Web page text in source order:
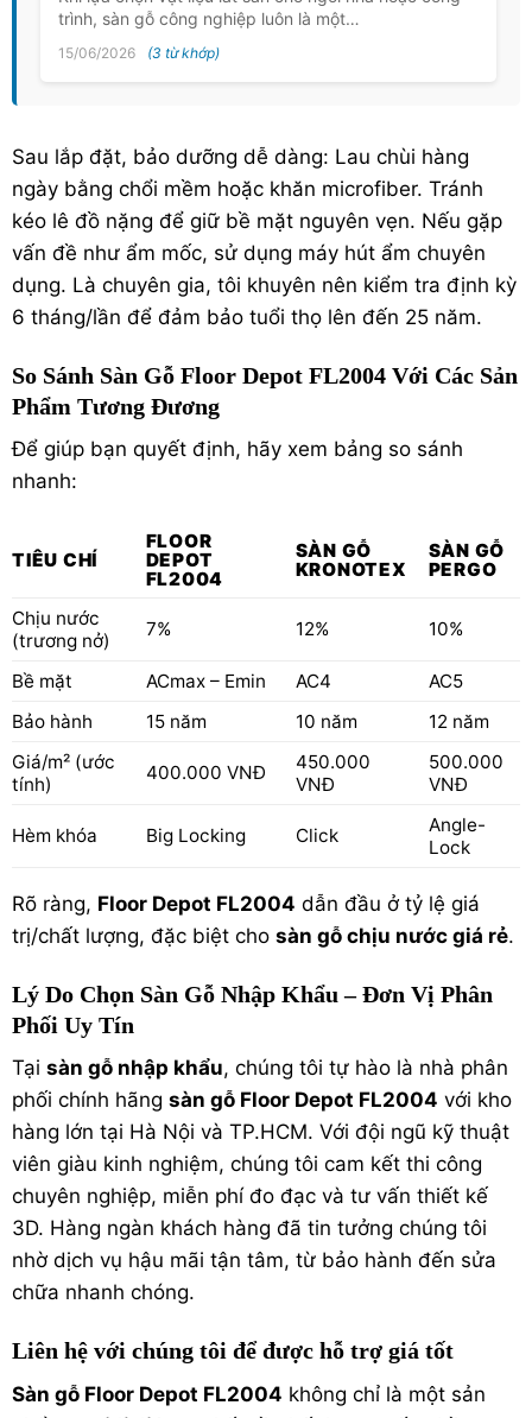
trình, sàn gỗ công nghiệp luôn là một…
15/06/2026 (3 từ khớp)
Sau lắp đặt, bảo dưỡng dễ dàng: Lau chùi hàng
ngày bằng chổi mềm hoặc khăn microfiber. Tránh
kéo lê đồ nặng để giữ bề mặt nguyên vẹn. Nếu gặp
vấn đề như ẩm mốc, sử dụng máy hút ẩm chuyên
dụng. Là chuyên gia, tôi khuyên nên kiểm tra định kỳ
6 tháng/lần để đảm bảo tuổi thọ lên đến 25 năm.
So Sánh Sàn Gỗ Floor Depot FL2004 Với Các Sản
Phẩm Tương Đương
Để giúp bạn quyết định, hãy xem bảng so sánh
nhanh:
TIÊU CHÍ
FLOOR
DEPOT
FL2004
SÀN GỖ
KRONOTEX
SÀN GỖ
PERGO
Chịu nước
(trương nở)
7% 12% 10%
Bề mặt ACmax – Emin AC4
AC5
Bảo hành
15 năm 10 năm
12 năm
Giá/m² (ước
tính)
400.000 VNĐ
450.000
VNĐ
500.000
VNĐ
Hèm khóa Big Locking Click
Angle-
Lock
Rõ ràng, Floor Depot FL2004 dẫn đầu ở tỷ lệ giá
trị/chất lượng, đặc biệt cho sàn gỗ chịu nước giá rẻ.
Lý Do Chọn Sàn Gỗ Nhập Khẩu – Đơn Vị Phân
Phối Uy Tín
Tại sàn gỗ nhập khẩu, chúng tôi tự hào là nhà phân
phối chính hãng sàn gỗ Floor Depot FL2004 với kho
hàng lớn tại Hà Nội và TP.HCM. Với đội ngũ kỹ thuật
viên giàu kinh nghiệm, chúng tôi cam kết thi công
chuyên nghiệp, miễn phí đo đạc và tư vấn thiết kế
3D. Hàng ngàn khách hàng đã tin tưởng chúng tôi
nhờ dịch vụ hậu mãi tận tâm, từ bảo hành đến sửa
chữa nhanh chóng.
Liên hệ với chúng tôi để được hỗ trợ giá tốt
Sàn gỗ Floor Depot FL2004 không chỉ là một sản